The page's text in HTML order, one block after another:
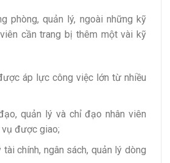
phòng, quản lý, ngoài những kỹ
cần trang bị thêm một vài kỹ
áp lực công việc lớn từ nhiều
quản lý và chỉ đạo nhân viên
được giao;
tài chính, ngân sách, quản lý dòng